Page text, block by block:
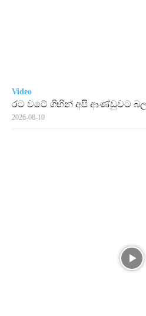
Video
රට වටේ ගිහින් අපි ආණ්ඩුවට
2026-08-10